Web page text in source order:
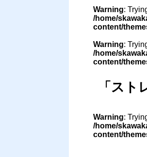
Warning:
/home/
content/
Warning:
/home/
content/
「スト
Warning:
/home/
content/